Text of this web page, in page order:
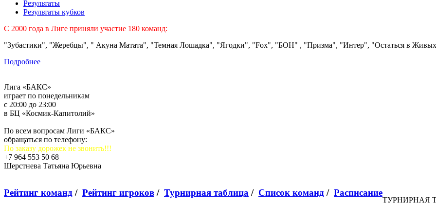
Результаты
Результаты кубков
C 2000 года в Лиге приняли участие 180 команд:
"Зубастики", "Жеребцы", " Акуна Матата", "Темная Лошадка", "Ягодки", "Fох", "БОН" , "Призма", "Интер", "Остаться в
Подробнее
Лига «БАКС»
играет по понедельникам
с 20:00 до 23:00
в БЦ «Космик-Капитолий»
По всем вопросам Лиги «БАКС»
обращаться по телефону:
По заказу дорожек не звонить!!!
+7 964 553 50 68
Шерстнева Татьяна Юрьевна
Рейтинг команд / Рейтинг игроков / Турнирная таблица / Список команд / Расписание
ТУРНИРНАЯ